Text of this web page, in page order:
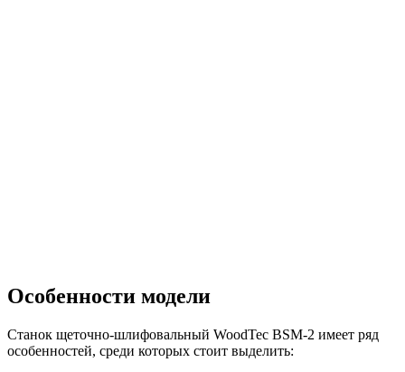
Особенности модели
Станок щеточно-шлифовальный WoodTec BSM-2 имеет ряд
особенностей, среди которых стоит выделить: